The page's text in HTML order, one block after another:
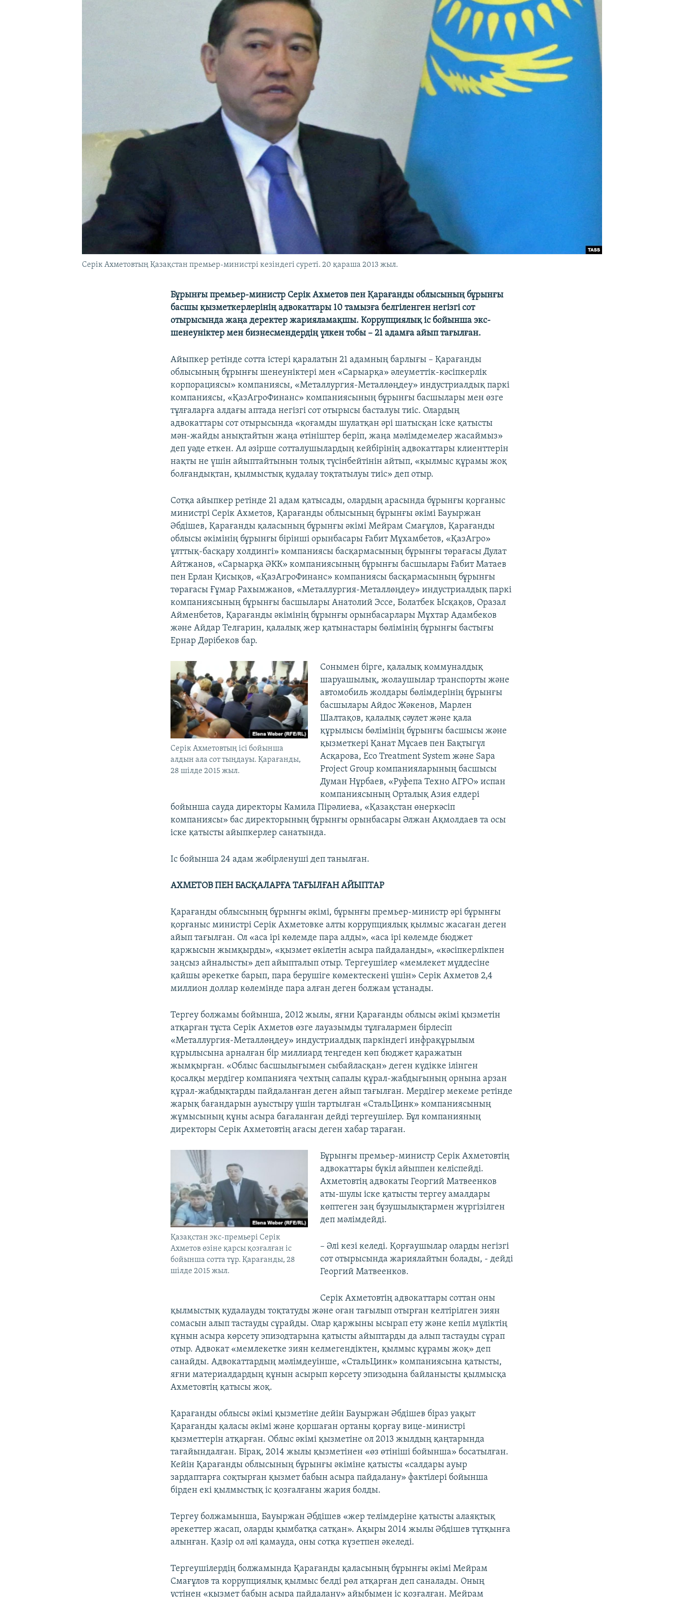
Серік Ахметовтың Қазақстан премьер-министрі кезіндегі суреті. 20 қараша 2013 жыл.
Бұрынғы премьер-министр Серік Ахметов пен Қарағанды облысының бұрынғы
басшы қызметкерлерінің адвокаттары 10 тамызға белгіленген негізгі сот
отырысында жаңа деректер жарияламақшы. Коррупциялық іс бойынша экс-
шенеуніктер мен бизнесмендердің үлкен тобы – 21 адамға айып тағылған.
Айыпкер ретінде сотта істері қаралатын 21 адамның барлығы – Қарағанды
облысының бұрынғы шенеуніктері мен «Сарыарқа» әлеуметтік-кәсіпкерлік
корпорациясы» компаниясы, «Металлургия-Металлөңдеу» индустриалдық паркі
компаниясы, «ҚазАгроФинанс» компаниясының бұрынғы басшылары мен өзге
тұлғаларға алдағы аптада негізгі сот отырысы басталуы тиіс. Олардың
адвокаттары сот отырысында «қоғамды шулатқан әрі шатысқан іске қатысты
мән-жайды анықтайтын жаңа өтініштер беріп, жаңа мәлімдемелер жасаймыз»
деп уәде еткен. Ал әзірше сотталушылардың кейбірінің адвокаттары клиенттерін
нақты не үшін айыптайтынын толық түсінбейтінін айтып, «қылмыс құрамы жоқ
болғандықтан, қылмыстық қудалау тоқтатылуы тиіс» деп отыр.
Сотқа айыпкер ретінде 21 адам қатысады, олардың арасында бұрынғы қорғаныс
министрі Серік Ахметов, Қарағанды облысының бұрынғы әкімі Бауыржан
Әбдішев, Қарағанды қаласының бұрынғы әкімі Мейрам Смағұлов, Қарағанды
облысы әкімінің бұрынғы бірінші орынбасары Ғабит Мұхамбетов, «ҚазАгро»
ұлттық-басқару холдингі» компаниясы басқармасының бұрынғы төрағасы Дулат
Айтжанов, «Сарыарқа ӘКК» компаниясының бұрынғы басшылары Ғабит Матаев
пен Ерлан Қисықов, «ҚазАгроФинанс» компаниясы басқармасының бұрынғы
төрағасы Ғұмар Рахымжанов, «Металлургия-Металлөңдеу» индустриалдық паркі
компаниясының бұрынғы басшылары Анатолий Эссе, Болатбек Ысқақов, Оразал
Айменбетов, Қарағанды әкімінің бұрынғы орынбасарлары Мұхтар Адамбеков
және Айдар Телғарин, қалалық жер қатынастары бөлімінің бұрынғы бастығы
Ернар Дәрібеков бар.
Серік Ахметовтың ісі бойынша
алдын ала сот тыңдауы. Қарағанды,
28 шілде 2015 жыл.
Сонымен бірге, қалалық коммуналдық
шаруашылық, жолаушылар транспорты және
автомобиль жолдары бөлімдерінің бұрынғы
басшылары Айдос Жәкенов, Марлен
Шалтақов, қалалық сәулет және қала
құрылысы бөлімінің бұрынғы басшысы және
қызметкері Қанат Мұсаев пен Бақтыгүл
Асқарова, Eco Treatment System және Sapa
Project Group компанияларының басшысы
Думан Нұрбаев, «Руфепа Техно АГРО» испан
компаниясының Орталық Азия елдері
бойынша сауда директоры Камила Пірәлиева, «Қазақстан өнеркәсіп
компаниясы» бас директорының бұрынғы орынбасары Әлжан Ақмолдаев та осы
іске қатысты айыпкерлер санатында.
Іс бойынша 24 адам жәбірленуші деп танылған.
АХМЕТОВ ПЕН БАСҚАЛАРҒА ТАҒЫЛҒАН АЙЫПТАР
Қарағанды облысының бұрынғы әкімі, бұрынғы премьер-министр әрі бұрынғы
қорғаныс министрі Серік Ахметовке алты коррупциялық қылмыс жасаған деген
айып тағылған. Ол «аса ірі көлемде пара алды», «аса ірі көлемде бюджет
қаржысын жымқырды», «қызмет өкілетін асыра пайдаланды», «кәсіпкерлікпен
заңсыз айналысты» деп айыпталып отыр. Тергеушілер «мемлекет мүддесіне
қайшы әрекетке барып, пара берушіге көмектескені үшін» Серік Ахметов 2,4
миллион доллар көлемінде пара алған деген болжам ұстанады.
Тергеу болжамы бойынша, 2012 жылы, яғни Қарағанды облысы әкімі қызметін
атқарған тұста Серік Ахметов өзге лауазымды тұлғалармен бірлесіп
«Металлургия-Металлөңдеу» индустриалдық паркіндегі инфрақұрылым
құрылысына арналған бір миллиард теңгеден көп бюджет қаражатын
жымқырған. «Облыс басшылығымен сыбайласқан» деген күдікке ілінген
қосалқы мердігер компанияға чехтың сапалы құрал-жабдығының орнына арзан
құрал-жабдықтарды пайдаланған деген айып тағылған. Мердігер мекеме ретінде
жарық бағандарын ауыстыру үшін тартылған «СтальЦинк» компаниясының
жұмысының құны асыра бағаланған дейді тергеушілер. Бұл компанияның
директоры Серік Ахметовтің ағасы деген хабар тараған.
Қазақстан экс-премьері Серік
Ахметов өзіне қарсы қозғалған іс
бойынша сотта тұр. Қарағанды, 28
шілде 2015 жыл.
Бұрынғы премьер-министр Серік Ахметовтің
адвокаттары бүкіл айыппен келіспейді.
Ахметовтің адвокаты Георгий Матвеенков
аты-шулы іске қатысты тергеу амалдары
көптеген заң бұзушылықтармен жүргізілген
деп мәлімдейді.
– Әлі кезі келеді. Қорғаушылар оларды негізгі
сот отырысында жариялайтын болады, - дейді
Георгий Матвеенков.
Серік Ахметовтің адвокаттары соттан оны
қылмыстық қудалауды тоқтатуды және оған тағылып отырған келтірілген зиян
сомасын алып тастауды сұрайды. Олар қаржыны ысырап ету және кепіл мүліктің
құнын асыра көрсету эпизодтарына қатысты айыптарды да алып тастауды сұрап
отыр. Адвокат «мемлекетке зиян келмегендіктен, қылмыс құрамы жоқ» деп
санайды. Адвокаттардың мәлімдеуінше, «СтальЦинк» компаниясына қатысты,
яғни материалдардың құнын асырып көрсету эпизодына байланысты қылмысқа
Ахметовтің қатысы жоқ.
Қарағанды облысы әкімі қызметіне дейін Бауыржан Әбдішев біраз уақыт
Қарағанды қаласы әкімі және қоршаған ортаны қорғау вице-министрі
қызметтерін атқарған. Облыс әкімі қызметіне ол 2013 жылдың қаңтарында
тағайындалған. Бірақ, 2014 жылы қызметінен «өз өтініші бойынша» босатылған.
Кейін Қарағанды облысының бұрынғы әкіміне қатысты «салдары ауыр
зардаптарға соқтырған қызмет бабын асыра пайдалану» фактілері бойынша
бірден екі қылмыстық іс қозғалғаны жария болды.
Тергеу болжамынша, Бауыржан Әбдішев «жер телімдеріне қатысты алаяқтық
әрекеттер жасап, оларды қымбатқа сатқан». Ақыры 2014 жылы Әбдішев тұтқынға
алынған. Қазір ол әлі қамауда, оны сотқа күзетпен әкеледі.
Тергеушілердің болжамында Қарағанды қаласының бұрынғы әкімі Мейрам
Смағұлов та коррупциялық қылмыс белді рөл атқарған деп саналады. Оның
үстінен «қызмет бабын асыра пайдалану» айыбымен іс қозғалған. Мейрам